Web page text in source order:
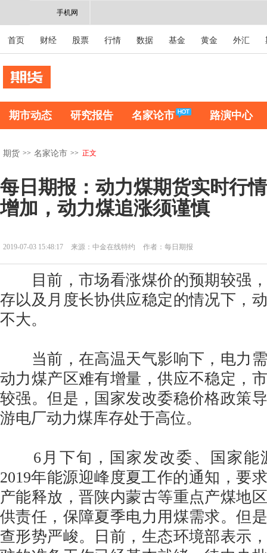
手机网
首页 财经 股票 行情 数据 基金 黄金 外汇
期市动态 研究报告 名家论市 路演中心
期货 >> 名家论市 >> 正文
每日期报：动力煤期货实时行
增加，动力煤追涨须谨慎
2019-07-03 15:48:17 来源：中金在线特约 作者：每日期报
目前，市场看涨煤价的预期较强，
存以及月度长协供应稳定的情况下，
不大。
当前，在高温天气影响下，电力需
动力煤产区难有增量，供应不稳定，
较强。但是，国家发改委稳价格政策
游电厂动力煤库存处于高位。
6月下旬，国家发改委、国家能
2019年能源迎峰度夏工作的通知，要
产能释放，晋陕内蒙古等重点产煤地
供责任，保障夏季电力用煤需求。但
查形势严峻。日前，生态环境部表示